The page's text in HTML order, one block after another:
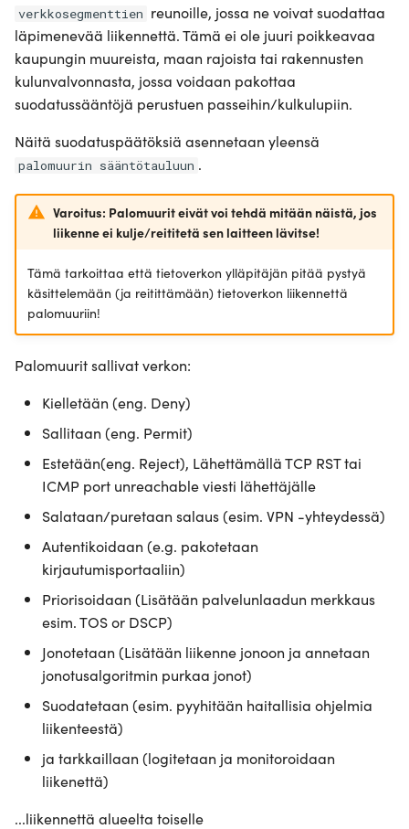
verkkosegmenttien reunoille, jossa ne voivat suodattaa
läpimenevää liikennettä. Tämä ei ole juuri poikkeavaa
kaupungin muureista, maan rajoista tai rakennusten
kulunvalvonnasta, jossa voidaan pakottaa
suodatussääntöjä perustuen passeihin/kulkulupiin.
Näitä suodatuspäätöksiä asennetaan yleensä
palomuurin sääntötauluun .
Varoitus: Palomuurit eivät voi tehdä mitään näistä, jos
liikenne ei kulje/reititetä sen laitteen lävitse!
Tämä tarkoittaa että tietoverkon ylläpitäjän pitää pystyä
käsittelemään (ja reitittämään) tietoverkon liikennettä
palomuuriin!
Palomuurit sallivat verkon:
Kielletään (eng. Deny)
Sallitaan (eng. Permit)
Estetään(eng. Reject), Lähettämällä TCP RST tai
ICMP port unreachable viesti lähettäjälle
Salataan/puretaan salaus (esim. VPN -yhteydessä)
Autentikoidaan (e.g. pakotetaan
kirjautumisportaaliin)
Priorisoidaan (Lisätään palvelunlaadun merkkaus
esim. TOS or DSCP)
Jonotetaan (Lisätään liikenne jonoon ja annetaan
jonotusalgoritmin purkaa jonot)
Suodatetaan (esim. pyyhitään haitallisia ohjelmia
liikenteestä)
ja tarkkaillaan (logitetaan ja monitoroidaan
liikenettä)
...liikennettä alueelta toiselle